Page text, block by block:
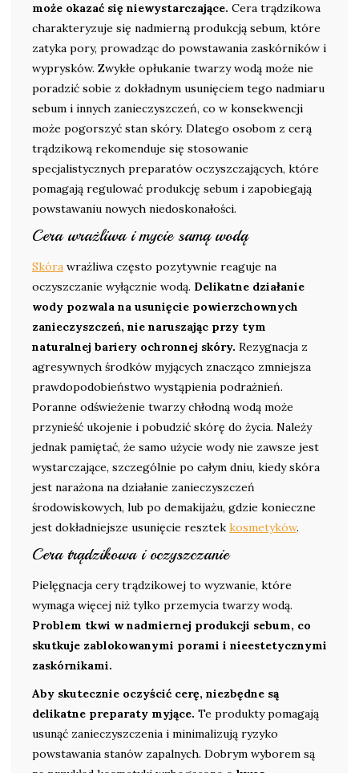
może okazać się niewystarczające. Cera trądzikowa
charakteryzuje się nadmierną produkcją sebum, które
zatyka pory, prowadząc do powstawania zaskórników i
wyprysków. Zwykłe opłukanie twarzy wodą może nie
poradzić sobie z dokładnym usunięciem tego nadmiaru
sebum i innych zanieczyszczeń, co w konsekwencji
może pogorszyć stan skóry. Dlatego osobom z cerą
trądzikową rekomenduje się stosowanie
specjalistycznych preparatów oczyszczających, które
pomagają regulować produkcję sebum i zapobiegają
powstawaniu nowych niedoskonałości.
Cera wrażliwa i mycie samą wodą
Skóra wrażliwa często pozytywnie reaguje na
oczyszczanie wyłącznie wodą. Delikatne działanie
wody pozwala na usunięcie powierzchownych
zanieczyszczeń, nie naruszając przy tym
naturalnej bariery ochronnej skóry. Rezygnacja z
agresywnych środków myjących znacząco zmniejsza
prawdopodobieństwo wystąpienia podrażnień.
Poranne odświeżenie twarzy chłodną wodą może
przynieść ukojenie i pobudzić skórę do życia. Należy
jednak pamiętać, że samo użycie wody nie zawsze jest
wystarczające, szczególnie po całym dniu, kiedy skóra
jest narażona na działanie zanieczyszczeń
środowiskowych, lub po demakijażu, gdzie konieczne
jest dokładniejsze usunięcie resztek kosmetyków.
Cera trądzikowa i oczyszczanie
Pielęgnacja cery trądzikowej to wyzwanie, które
wymaga więcej niż tylko przemycia twarzy wodą.
Problem tkwi w nadmiernej produkcji sebum, co
skutkuje zablokowanymi porami i nieestetycznymi
zaskórnikami.
Aby skutecznie oczyścić cerę, niezbędne są
delikatne preparaty myjące. Te produkty pomagają
usunąć zanieczyszczenia i minimalizują ryzyko
powstawania stanów zapalnych. Dobrym wyborem są